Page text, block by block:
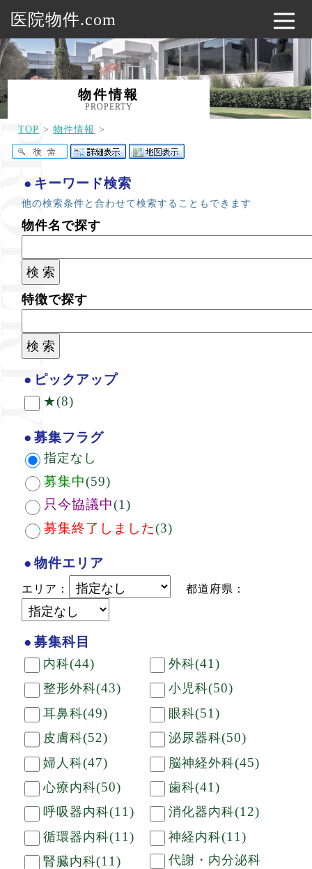
医院物件.com
物件情報
PROPERTY
TOP 物件情報
キーワード検索
他の検索条件と合わせて検索することもできます
物件名で探す
特徴で探す
ピックアップ
★(8)
募集フラグ
指定なし
募集中(59)
只今協議中(1)
募集終了しました(3)
物件エリア
エリア： 都道府県：
募集科目
内科(44) 外科(41)
整形外科(43) 小児科(50)
耳鼻科(49) 眼科(51)
皮膚科(52) 泌尿器科(50)
婦人科(47) 脳神経外科(45)
心療内科(50) 歯科(41)
呼吸器内科(11) 消化器内科(12)
循環器内科(11) 神経内科(11)
腎臓内科(11) 代謝・内分泌科